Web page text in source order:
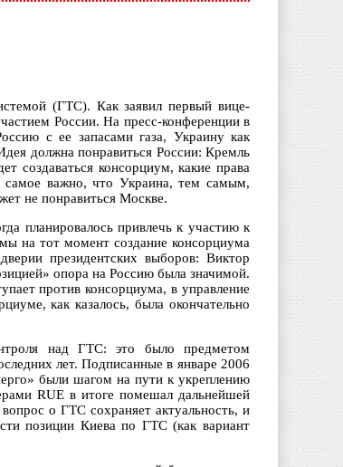
(ГТС). Как заявил первый вице-
России. На пресс-конференции в
с ее запасами газа, Украину как
должна понравиться России: Кремль
создаваться консорциум, какие права
самое важно, что Украина, тем самым,
не понравиться Москве.
планировалось привлечь к участию к
на тот момент создание консорциума
президентских выборов: Виктор
опора на Россию была значимой.
против консорциума, в управление
как казалось, была окончательно
над ГТС: это было предметом
лет. Подписанные в январе 2006
были шагом на пути к укреплению
RUE в итоге помешал дальнейшей
о ГТС сохраняет актуальность, и
позиции Киева по ГТС (как вариант